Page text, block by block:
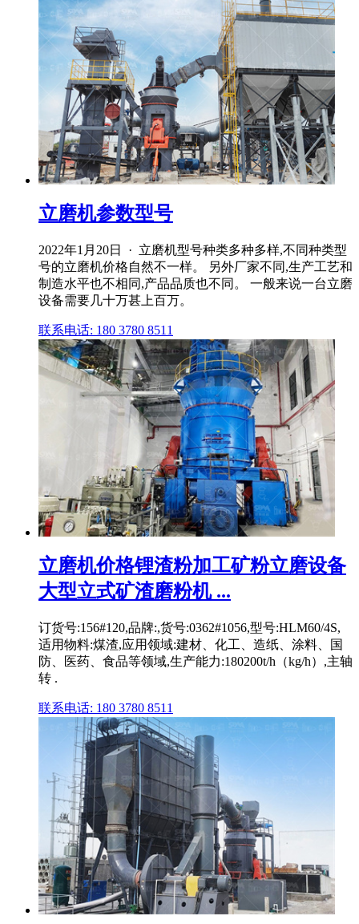
立磨机参数型号
2022年1月20日 · 立磨机型号种类多种多样,不同种类型
号的立磨机价格自然不一样。 另外厂家不同,生产工艺和
制造水平也不相同,产品品质也不同。 一般来说一台立磨
设备需要几十万甚上百万。
联系电话: 180 3780 8511
立磨机价格锂渣粉加工矿粉立磨设备
大型立式矿渣磨粉机 ...
订货号:156#120,品牌:,货号:0362#1056,型号:HLM60/4S,
适用物料:煤渣,应用领域:建材、化工、造纸、涂料、国
防、医药、食品等领域,生产能力:180200t/h（kg/h）,主轴
转 .
联系电话: 180 3780 8511